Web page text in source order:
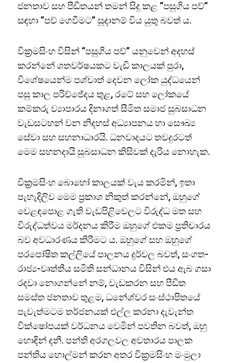
ජනතාව සහ පීඩිතයන් තමන් සිදු කළ “පසුගිය පව්”
සඳහා “පව් ගෙවීමට” සූදානම් විය යුතු බවත් ය.
වික්‍රමසිංහ විසින් “පසුගිය පව්” යනුවෙන් අදහස්
කරන්නේ ශතවර්ෂයකට වැඩි කාලයක් පුරා,
විශේෂයෙන්ම පශ්චාත් දෙවන ලෝක යුද්ධයෙන්
පසු කාල පරිච්ජේදය තුළ, රටේ සහ ලෝකයේ
කම්කරු ව්‍යාපාරය දිනාගත් සීමිත සමාජ සුබසාධන
වැඩසටහන් වන නිදහස් අධ්‍යාපනය හා සෞඛ්‍ය
සේවා සහ සහනාධාරයි. ධනවාදයට තවදුරටත්
මෙම සහනදායි සුබසාධන කිසිවක් දැරිය නොහැක.
වික‍්‍රමසිංහ බොහෝ කාලයක් වැය කරමින්, ඉතා
පැහැදිලිව මෙම ප‍්‍රකාශ නිකුත් කරන්නේ, ඔහුගේ
වෙළඳපොළ ගැති වැඩපිළිවෙලට විරුද්ධ මත සහ
විරුද්ධත්වය මර්දනය කිරීම ඔහුගේ එකම ප‍්‍රතිචාරය
බව අවධාරණය කිරීමට ය. ඔහුගේ සහ ඔහුගේ
පරපෝෂිත කල්ලියේ පාලනය දුර්වල බවත්, සංගත-
රාජ්‍ය-වෘත්තීය සමිති සන්ධානය විසින් එය ඇබ ගසා
රදවා නොගන්නේ නම්, වැඩකරන සහ පීඩිත
සමස්ත ජනතාව තුළම, ධනේශ්වර සංස්ථාපිතයේ
පැවැත්මටම තර්ජනයක් එල්ල කරනා දැවැන්ත
වික්ෂෝපයක් වර්ධනය වෙමින් පවතින බවත්, ඔහු
හොඳින් දනී. පන්ති අරගලවල අවතාරය පාලක
පන්තිය හොල්මන් කරන අතර වික්‍රමසිංහ මංමුලා